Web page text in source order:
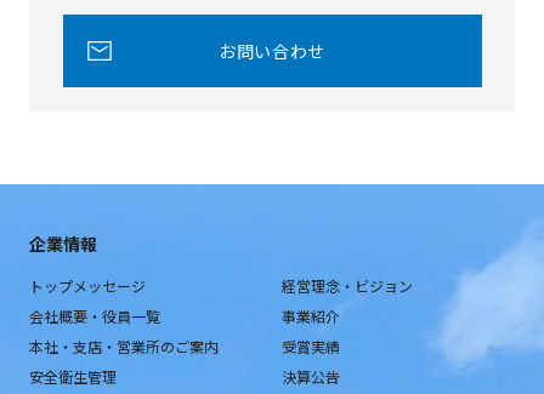
お問い合わせ
企業情報
トップメッセージ
経営理念・ビジョン
会社概要・役員一覧
事業紹介
本社・支店・営業所のご案内
受賞実績
安全衛生管理
決算公告